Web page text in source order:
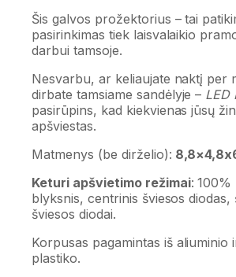
Šis galvos prožektorius – tai
pasirinkimas tiek laisvalaikio
darbui tamsoje.
Nesvarbu, ar keliaujate naktį per
dirbate tamsiame sandėlyje – LED
pasirūpins, kad kiekvienas jūsų
apšviestas.
Matmenys (be dirželio):
Keturi apšvietimo režimai: 100%
blyksnis, centrinis šviesos diodas,
šviesos diodai.
Korpusas pagamintas iš aliuminio
plastiko.